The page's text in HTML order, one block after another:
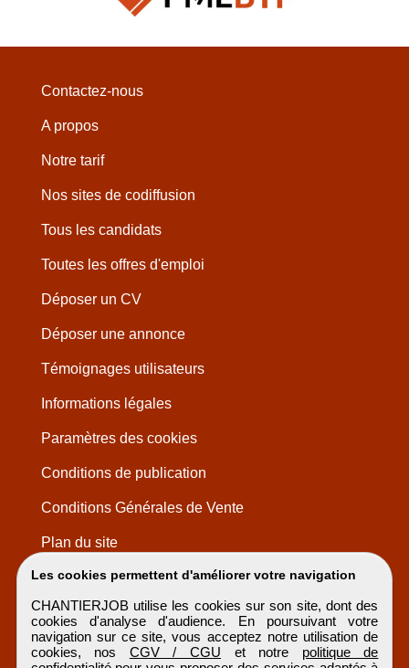
Les cookies permettent d'améliorer votre navigation
CHANTIERJOB utilise les cookies sur son site, dont des
cookies d'analyse d'audience. En poursuivant votre
navigation sur ce site, vous acceptez notre utilisation de
cookies, nos CGV / CGU et notre politique de
Contactez-nous
A propos
Notre tarif
Nos sites de codiffusion
Tous les candidats
Toutes les offres d'emploi
Déposer un CV
Déposer une annonce
Témoignages utilisateurs
Informations légales
Paramètres des cookies
Conditions de publication
Conditions Générales de Vente
Plan du site